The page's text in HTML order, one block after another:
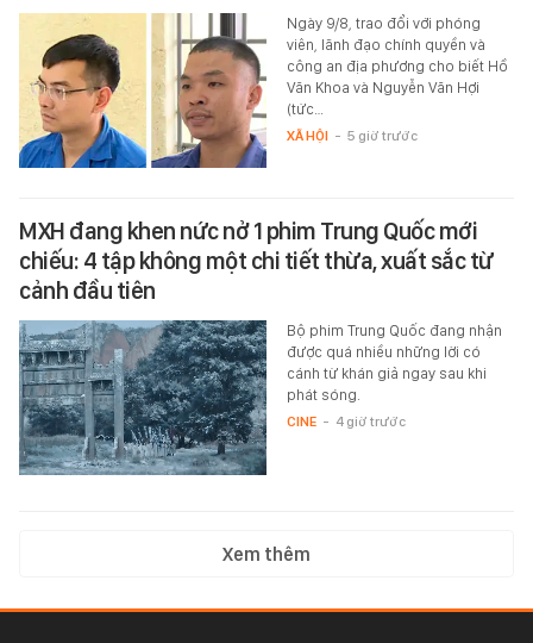
Ngày 9/8, trao đổi với phóng
viên, lãnh đạo chính quyền và
công an địa phương cho biết Hồ
Văn Khoa và Nguyễn Văn Hợi
(tức…
XÃ HỘI - 5 giờ trước
MXH đang khen nức nở 1 phim Trung Quốc mới
chiếu: 4 tập không một chi tiết thừa, xuất sắc từ
cảnh đầu tiên
Bộ phim Trung Quốc đang nhận
được quá nhiều những lời có
cánh từ khán giả ngay sau khi
phát sóng.
CINE - 4 giờ trước
Xem thêm